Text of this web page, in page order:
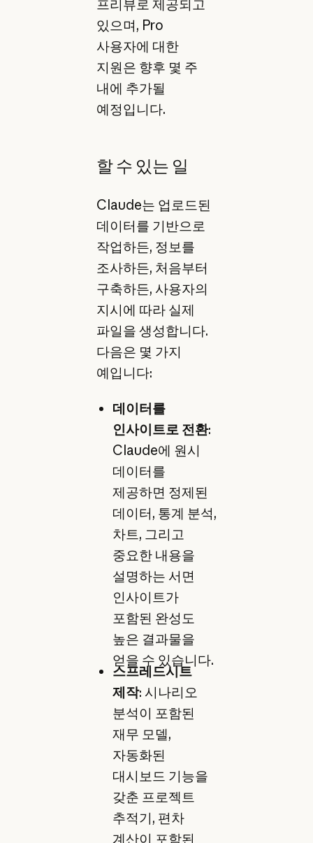
프리뷰로 제공되고
있으며, Pro
사용자에 대한
지원은 향후 몇 주
내에 추가될
예정입니다.
할 수 있는 일
Claude는 업로드된
데이터를 기반으로
작업하든, 정보를
조사하든, 처음부터
구축하든, 사용자의
지시에 따라 실제
파일을 생성합니다.
다음은 몇 가지
예입니다:
데이터를
인사이트로 전환:
Claude에 원시
데이터를
제공하면 정제된
데이터, 통계 분석,
차트, 그리고
중요한 내용을
설명하는 서면
인사이트가
포함된 완성도
높은 결과물을
얻을 수 있습니다.
스프레드시트
제작: 시나리오
분석이 포함된
재무 모델,
자동화된
대시보드 기능을
갖춘 프로젝트
추적기, 편차
계산이 포함된